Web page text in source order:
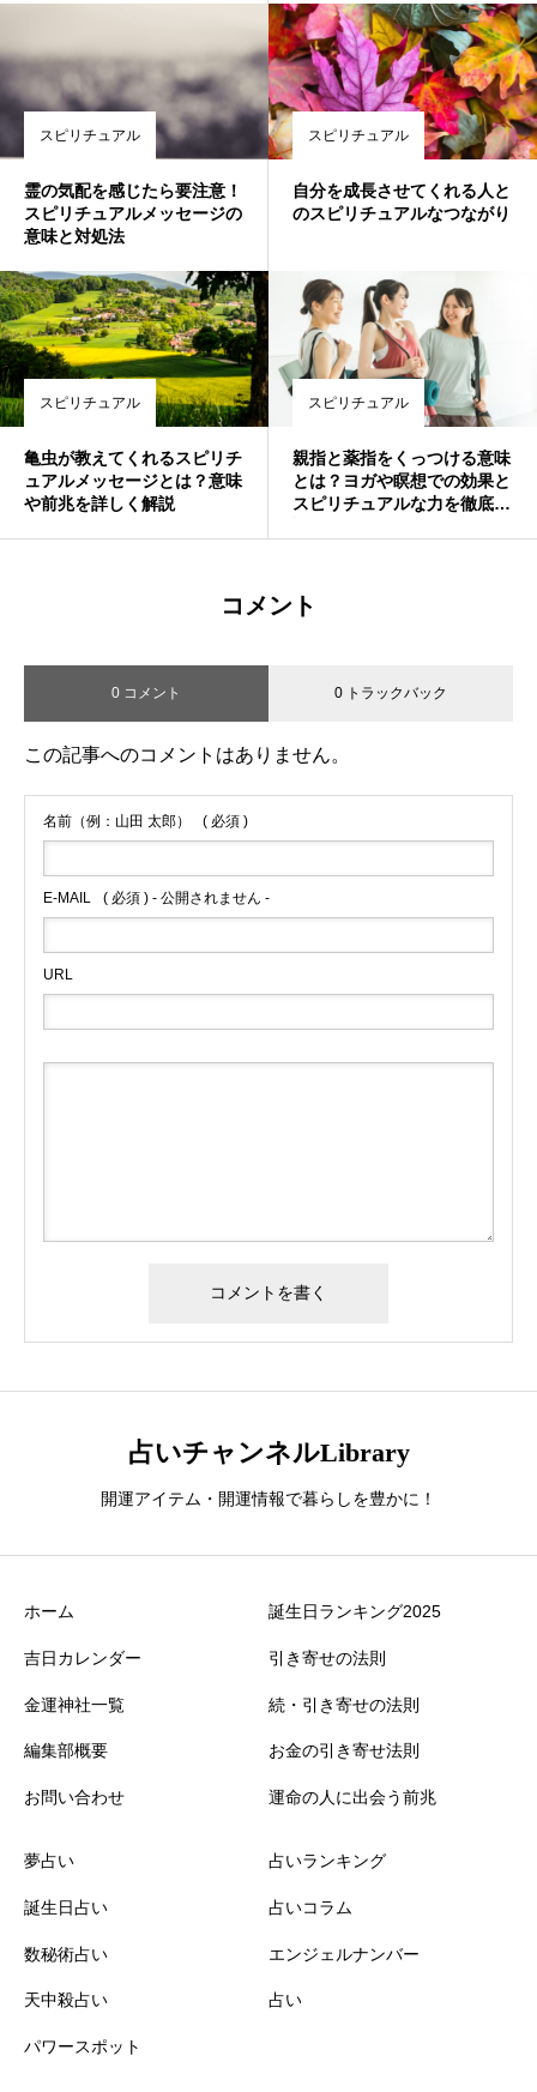
スピリチュアル
霊の気配を感じたら要注意！
スピリチュアルメッセージの
意味と対処法
スピリチュアル
自分を成長させてくれる人と
のスピリチュアルなつながり
スピリチュアル
亀虫が教えてくれるスピリチ
ュアルメッセージとは？意味
や前兆を詳しく解説
スピリチュアル
親指と薬指をくっつける意味
とは？ヨガや瞑想での効果と
スピリチュアルな力を徹底解
コメント
0 コメント 0 トラックバック
この記事へのコメントはありません。
名前（例：山田 太郎） ( 必須 )
E-MAIL ( 必須 ) - 公開されません -
URL
占いチャンネルLibrary
開運アイテム・開運情報で暮らしを豊かに！
ホーム
吉日カレンダー
金運神社一覧
編集部概要
お問い合わせ
誕生日ランキング2025
引き寄せの法則
続・引き寄せの法則
お金の引き寄せ法則
運命の人に出会う前兆
夢占い
誕生日占い
数秘術占い
天中殺占い
パワースポット
占いランキング
占いコラム
エンジェルナンバー
占い